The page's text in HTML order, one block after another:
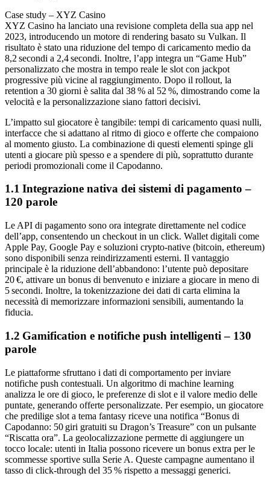
Case study – XYZ Casino
XYZ Casino ha lanciato una revisione completa della sua app nel
2023, introducendo un motore di rendering basato su Vulkan. Il
risultato è stato una riduzione del tempo di caricamento medio da
8,2 secondi a 2,4 secondi. Inoltre, l’app integra un “Game Hub”
personalizzato che mostra in tempo reale le slot con jackpot
progressive più vicine al raggiungimento. Dopo il rollout, la
retention a 30 giorni è salita dal 38 % al 52 %, dimostrando come la
velocità e la personalizzazione siano fattori decisivi.
L’impatto sul giocatore è tangibile: tempi di caricamento quasi nulli,
interfacce che si adattano al ritmo di gioco e offerte che compaiono
al momento giusto. La combinazione di questi elementi spinge gli
utenti a giocare più spesso e a spendere di più, soprattutto durante
periodi promozionali come il Capodanno.
1.1 Integrazione nativa dei sistemi di pagamento –
120 parole
Le API di pagamento sono ora integrate direttamente nel codice
dell’app, consentendo un checkout in un click. Wallet digitali come
Apple Pay, Google Pay e soluzioni crypto‑native (bitcoin, ethereum)
sono disponibili senza reindirizzamenti esterni. Il vantaggio
principale è la riduzione dell’abbandono: l’utente può depositare
20 €, attivare un bonus di benvenuto e iniziare a giocare in meno di
5 secondi. Inoltre, la tokenizzazione dei dati di carta elimina la
necessità di memorizzare informazioni sensibili, aumentando la
fiducia.
1.2 Gamification e notifiche push intelligenti – 130
parole
Le piattaforme sfruttano i dati di comportamento per inviare
notifiche push contestuali. Un algoritmo di machine learning
analizza le ore di gioco, le preferenze di slot e il valore medio delle
puntate, generando offerte personalizzate. Per esempio, un giocatore
che predilige slot a tema fantasy riceve una notifica “Bonus di
Capodanno: 50 giri gratuiti su Dragon’s Treasure” con un pulsante
“Riscatta ora”. La geolocalizzazione permette di aggiungere un
tocco locale: utenti in Italia possono ricevere un bonus extra per le
scommesse sportive sulla Serie A. Queste campagne aumentano il
tasso di click‑through del 35 % rispetto a messaggi generici.